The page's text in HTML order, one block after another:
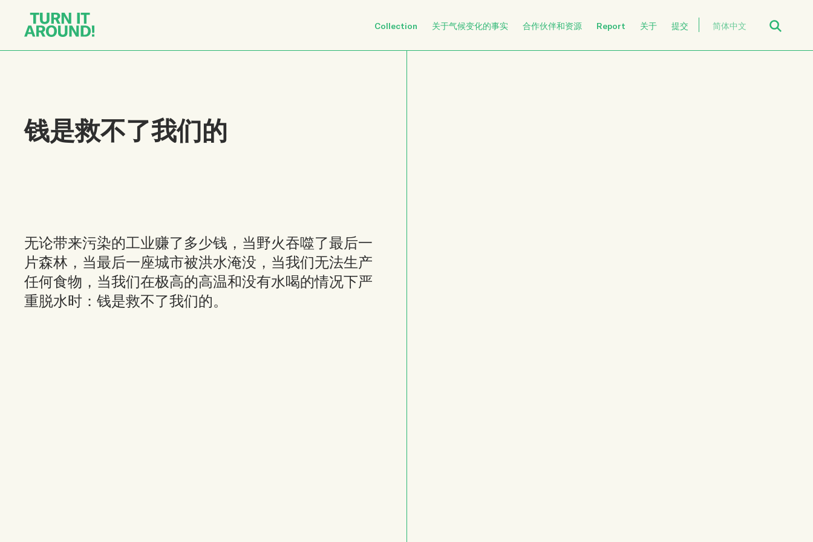
Collection 关于气候变化的事实 合作伙伴和资源 Report 关于 提交 简体中文
钱是救不了我们的
无论带来污染的工业赚了多少钱，当野火吞噬了最后一
片森林，当最后一座城市被洪水淹没，当我们无法生产
任何食物，当我们在极高的高温和没有水喝的情况下严
重脱水时：钱是救不了我们的。